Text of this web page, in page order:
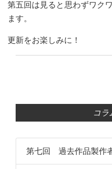
第五回は見ると思わずワク
ます。
更新をお楽しみに！
コラ
第七回 過去作品製作